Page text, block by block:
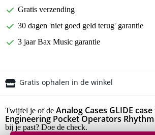
Gratis verzending
30 dagen 'niet goed geld terug' garantie
3 jaar Bax Music garantie
Gratis ophalen in de winkel
Twijfel je of de Analog Cases GLIDE
Engineering Pocket Operators Rhythm
bij je past? Doe de check.